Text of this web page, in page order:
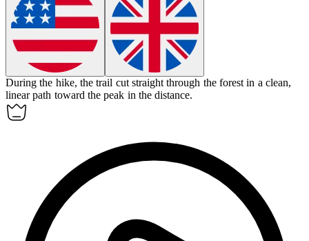
During the hike, the trail cut straight through the forest in a clean,
linear path toward the peak in the distance.